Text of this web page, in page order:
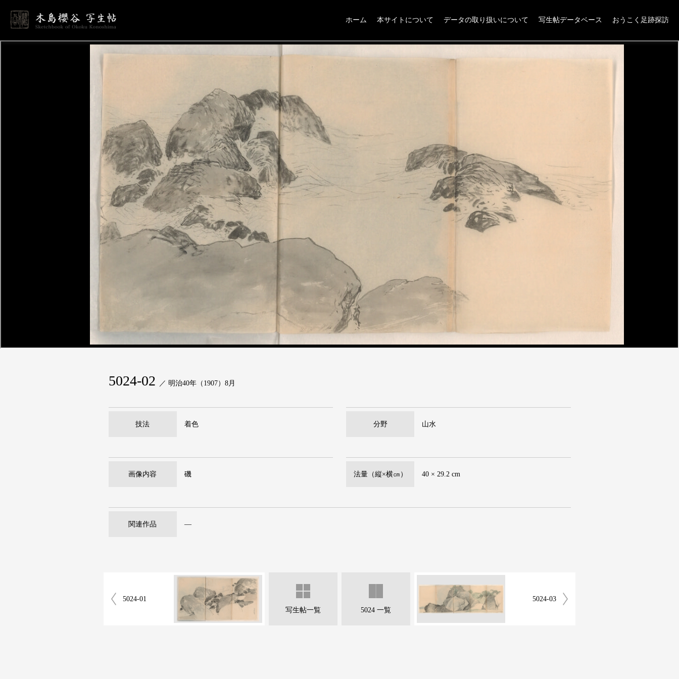
ホーム 本サイトについて データの取り扱いについて 写生帖データベース おうこく足跡探訪
5024-02 ／ 明治40年（1907）8月
技法 着色 分野 山水
画像内容 磯 法量（縦×横㎝） 40 × 29.2 cm
関連作品 ―
5024-01
写生帖一覧
5024 一覧
5024-03